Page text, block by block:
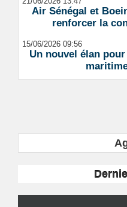
Air Sénégal et
renforcer la
15/06/2026 09:56
Un nouvel élan